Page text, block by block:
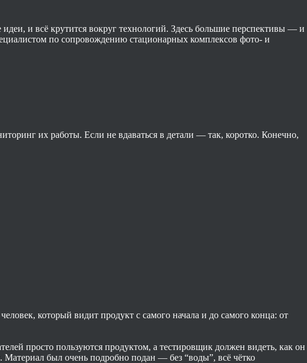
и всё крутится вокруг технологий. Здесь большие перспективы — и
по сопровождению стационарных комплексов фото- и
их работы. Если не вдаваться в детали — так, коротко. Конечно,
который видит продукт с самого начала и до самого конца: от
просто пользуются продуктом, а тестировщик должен видеть, как он
Материал был очень подробно подан — без “воды”, всё чётко